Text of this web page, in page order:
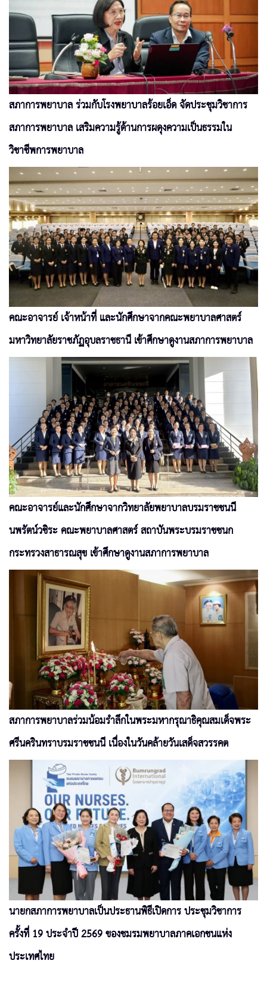
สภาการพยาบาล ร่วมกับโรงพยาบาลร้อยเอ็ด จัดประชุมวิชาการ
สภาการพยาบาล เสริมความรู้ด้านการผดุงความเป็นธรรมใน
วิชาชีพการพยาบาล
คณะอาจารย์ เจ้าหน้าที่ และนักศึกษาจากคณะพยาบาลศาสตร์
มหาวิทยาลัยราชภัฏอุบลราชธานี เข้าศึกษาดูงานสภาการพยาบาล
คณะอาจารย์และนักศึกษาจากวิทยาลัยพยาบาลบรมราชชนนี
นพรัตน์วชิระ คณะพยาบาลศาสตร์ สถาบันพระบรมราชชนก
กระทรวงสาธารณสุข เข้าศึกษาดูงานสภาการพยาบาล
สภาการพยาบาลร่วมน้อมรำลึกในพระมหากรุณาธิคุณสมเด็จพระ
ศรีนครินทราบรมราชชนนี เนื่องในวันคล้ายวันเสด็จสวรรคต
นายกสภาการพยาบาลเป็นประธานพิธีเปิดการ ประชุมวิชาการ
ครั้งที่ 19 ประจำปี 2569 ของชมรมพยาบาลภาคเอกชนแห่ง
ประเทศไทย